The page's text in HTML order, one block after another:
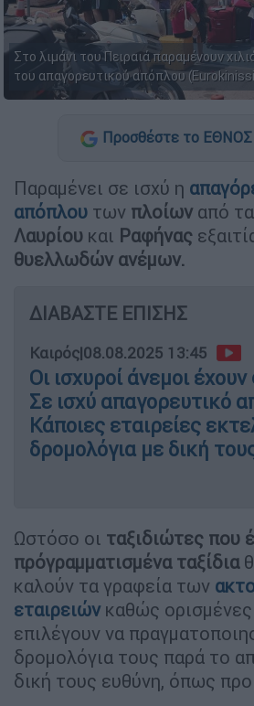
Στο λιμάνι του Πειραιά παραμένουν
του απαγορευτικού απόπλου
Προσθέστε το ΕΘΝΟΣ
Παραμένει σε ισχύ η
απόπλου των πλοίων από
Λαυρίου και Ραφήνας
θυελλωδών ανέμων.
ΔΙΑΒΑΣΤΕ ΕΠΙΣΗΣ
Καιρός|08.08.2025 13:45
Οι ισχυροί άνεμοι
Σε ισχύ απαγορευτικό
Κάποιες εταιρείες
δρομολόγια με δική
Ωστόσο οι ταξιδιώτες που
πρόγραμματισμένα ταξίδια
καλούν τα γραφεία των
εταιρειώνκαθώς
επιλέγουν να
δρομολόγια τους παρά το
δική τους ευθύνη, όπως